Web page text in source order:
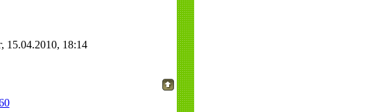
15.04.2010, 18:14